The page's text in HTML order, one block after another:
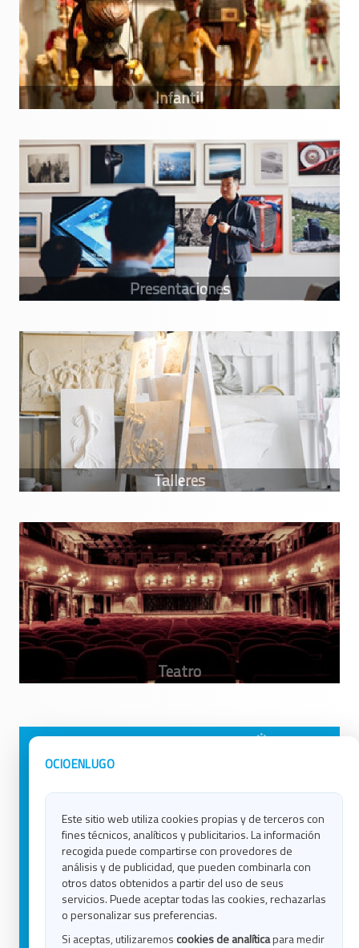
OCIOENLUGO
Este sitio web utiliza cookies propias y de terceros con
fines técnicos, analíticos y publicitarios. La información
recogida puede compartirse con provedores de
análisis y de publicidad, que pueden combinarla con
otros datos obtenidos a partir del uso de seus
servicios. Puede aceptar todas las cookies, rechazarlas
o personalizar sus preferencias.
Si aceptas, utilizaremos cookies de analíticapara medir
Avisos Legales
Contacto
Política de Cookies
Ocio en Lugo
Ocio en Ourense
Ocio en Pontevedra
Ocio en Santiago
Ocio en Vigo
Blog